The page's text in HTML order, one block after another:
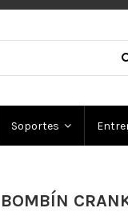
Soportes
BOMBÍN